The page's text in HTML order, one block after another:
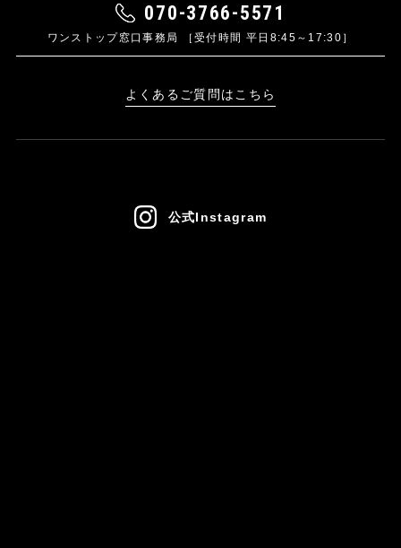
070-3766-5571
ワンストップ窓口事務局 ［受付時間 平日8:45～17:30］
よくあるご質問はこちら
公式Instagram